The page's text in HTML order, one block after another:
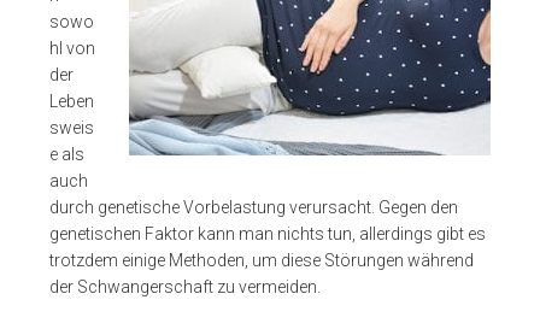
sowo
hl von
der
Leben
sweis
e als
auch
durch genetische Vorbelastung verursacht. Gegen den
genetischen Faktor kann man nichts tun, allerdings gibt es
trotzdem einige Methoden, um diese Störungen während
der Schwangerschaft zu vermeiden.